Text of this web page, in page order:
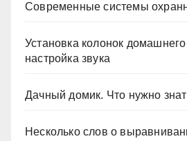
Современные системы
Установка колонок
настройка звука
Дачный домик. Что нужно
Несколько слов о